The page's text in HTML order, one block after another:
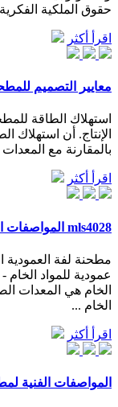
حقوق الملكية
اقرأ أكثر
معايير التصميم
الإنتاج. أن استهلاك
بالمقارنة مع
اقرأ أكثر
mls4028 المواصفات المطحنة العمودية
مطحنة لفة العمودية
الخام هي المعدات
الخام ...
اقرأ أكثر
المواصفات الفنية